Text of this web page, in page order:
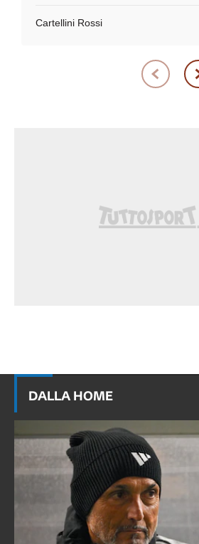
Cartellini Rossi
DALLA HOME